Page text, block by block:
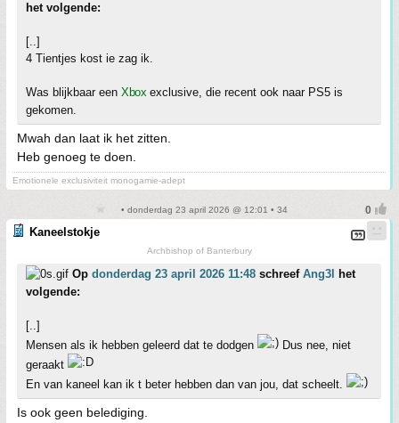
het volgende:
[..]
4 Tientjes kost ie zag ik.
Was blijkbaar een Xbox exclusive, die recent ook naar PS5 is
gekomen.
Mwah dan laat ik het zitten.
Heb genoeg te doen.
Emotionele exclusiviteit monogamie-adept
• donderdag 23 april 2026 @ 12:01 • 34
Kaneelstokje
Archbishop of Banterbury
Op donderdag 23 april 2026 11:48 schreef Ang3l
het
volgende:
[..]
Mensen als ik hebben geleerd dat te dodgen
Dus nee, niet
geraakt
En van kaneel kan ik t beter hebben dan van jou, dat scheelt.
Is ook geen belediging.